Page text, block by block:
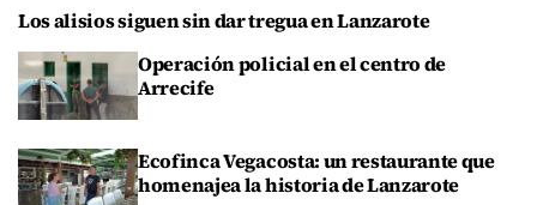
Los alisios siguen sin dar tregua en Lanzarote
Operación policial en el centro de
Arrecife
Ecofinca Vegacosta: un restaurante que
homenajea la historia de Lanzarote